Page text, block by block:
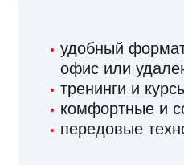
удобный
офис или
тренинги и
комфортные и
передовые